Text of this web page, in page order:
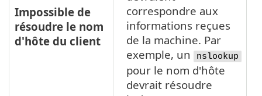
Impossible de
résoudre le nom
d'hôte du client
correspondre aux
informations reçues
de la machine. Par
exemple, un
nslookup
pour le nom d'hôte
devrait résoudre